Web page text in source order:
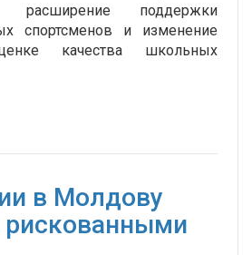
расширение поддержки
спортсменов и изменение
качества школьных
в Молдову
рискованными